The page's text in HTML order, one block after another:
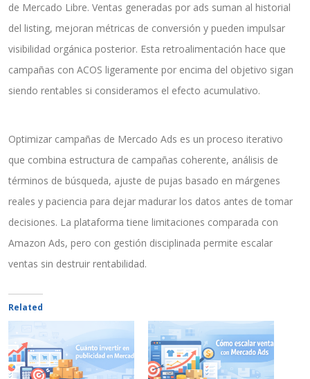
de Mercado Libre. Ventas generadas por ads suman al historial
del listing, mejoran métricas de conversión y pueden impulsar
visibilidad orgánica posterior. Esta retroalimentación hace que
campañas con ACOS ligeramente por encima del objetivo sigan
siendo rentables si consideramos el efecto acumulativo.
Optimizar campañas de Mercado Ads es un proceso iterativo
que combina estructura de campañas coherente, análisis de
términos de búsqueda, ajuste de pujas basado en márgenes
reales y paciencia para dejar madurar los datos antes de tomar
decisiones. La plataforma tiene limitaciones comparada con
Amazon Ads, pero con gestión disciplinada permite escalar
ventas sin destruir rentabilidad.
Related